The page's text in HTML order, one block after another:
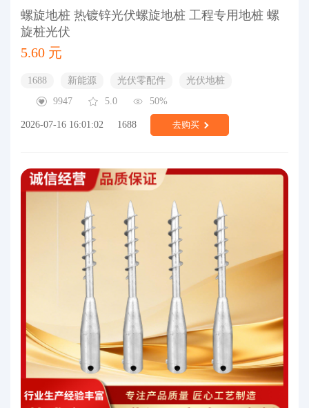
螺旋地桩 热镀锌光伏螺旋地桩 工程专用地桩 螺
旋桩光伏
5.60 元
1688 新能源 光伏零配件
光伏地桩
9947
5.0 50%
2026-07-16 16:01:02 1688 去购买